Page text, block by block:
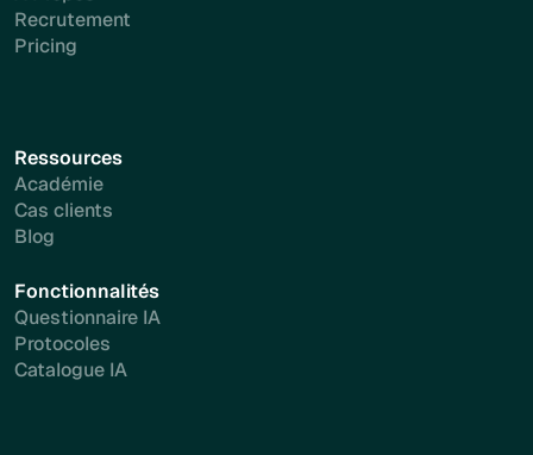
Recrutement
Pricing
Ressources
Académie
Cas clients
Blog
Fonctionnalités
Questionnaire IA
Protocoles
Catalogue IA